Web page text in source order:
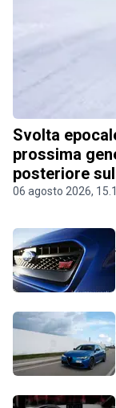
Svolta
prossima
posteriore
06 agosto 2026,